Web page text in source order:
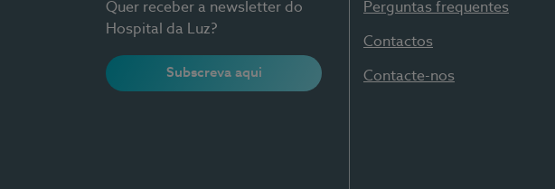
Quer receber a newsletter do
Hospital da Luz?
Subscreva aqui
Perguntas frequentes
Contactos
Contacte-nos